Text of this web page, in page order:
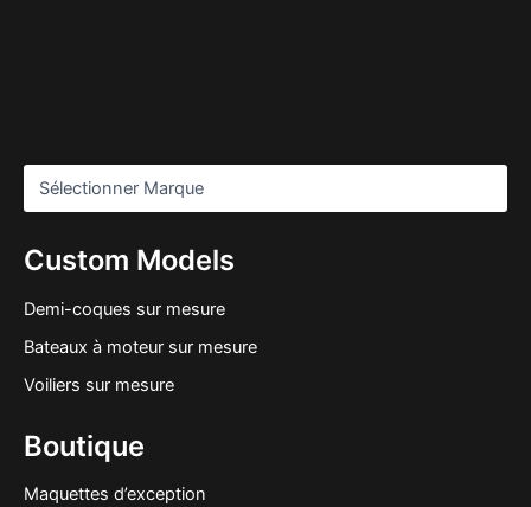
Custom Models
Demi-coques sur mesure
Bateaux à moteur sur mesure
Voiliers sur mesure
Boutique
Maquettes d’exception